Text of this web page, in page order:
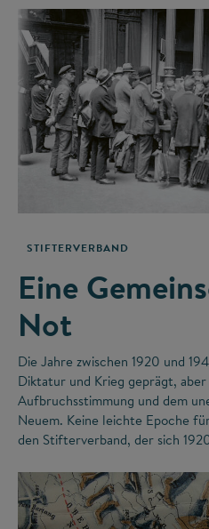
STIFTERVERBAND
Eine
Not
Die Jahre zwischen 1920 und
Diktatur und Krieg geprägt, aber
Aufbruchsstimmung und dem
Neuem. Keine leichte Epoche
den Stifterverband, der sich